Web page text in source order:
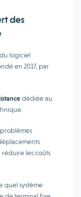
des
logiciel
en 2017, par
dédiée au
réduire les coûts
quel système